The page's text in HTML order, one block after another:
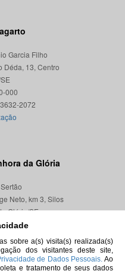
sobre a(s) visita(s) realizada(s)
dos visitantes deste site,
de Dados Pessoais. Ao
e tratamento de seus dados
Garcia Filho
Déda, 13, Centro
000
da Glória
Neto, km 3, Silos
Glória/SE
000